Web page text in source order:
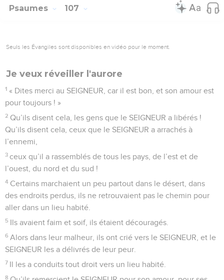
Psaumes 107
Seuls les Évangiles sont disponibles en vidéo pour le moment.
Je veux réveiller l'aurore
1 « Dites merci au SEIGNEUR, car il est bon, et son amour est
pour toujours ! »
2 Qu’ils disent cela, les gens que le SEIGNEUR a libérés !
Qu’ils disent cela, ceux que le SEIGNEUR a arrachés à
l’ennemi,
3 ceux qu’il a rassemblés de tous les pays, de l’est et de
l’ouest, du nord et du sud !
4 Certains marchaient un peu partout dans le désert, dans
des endroits perdus, ils ne retrouvaient pas le chemin pour
aller dans un lieu habité.
5 Ils avaient faim et soif, ils étaient découragés.
6 Alors dans leur malheur, ils ont crié vers le SEIGNEUR, et le
SEIGNEUR les a délivrés de leur peur.
7 Il les a conduits tout droit vers un lieu habité.
8